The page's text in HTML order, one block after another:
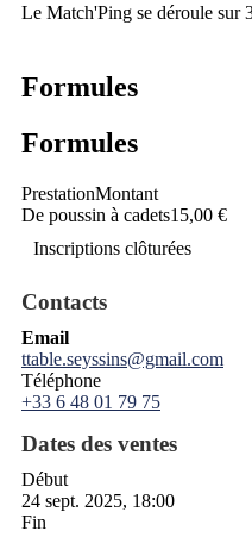
Le Match'Ping se déroule sur
Formules
Formules
PrestationMontant
De poussin à cadets15,00 €
Inscriptions clôturées
Contacts
Email
ttable.seyssins@gmail.com
Téléphone
+33 6 48 01 79 75
Dates des ventes
Début
24 sept. 2025, 18:00
Fin